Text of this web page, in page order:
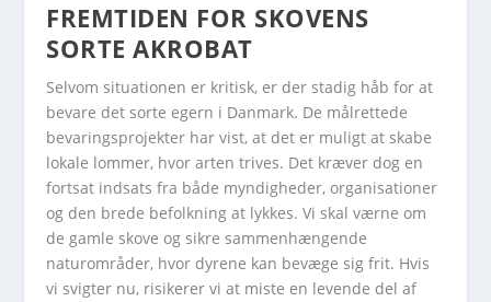
FREMTIDEN FOR SKOVENS
SORTE AKROBAT
Selvom situationen er kritisk, er der stadig håb for at
bevare det sorte egern i Danmark. De målrettede
bevaringsprojekter har vist, at det er muligt at skabe
lokale lommer, hvor arten trives. Det kræver dog en
fortsat indsats fra både myndigheder, organisationer
og den brede befolkning at lykkes. Vi skal værne om
de gamle skove og sikre sammenhængende
naturområder, hvor dyrene kan bevæge sig frit. Hvis
vi svigter nu, risikerer vi at miste en levende del af